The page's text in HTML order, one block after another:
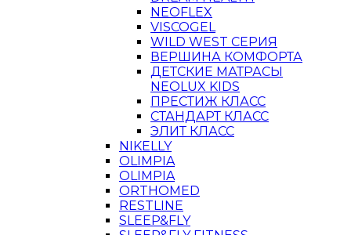
NEOFLEX
VISCOGEL
WILD WEST СЕРИЯ
ВЕРШИНА КОМФОРТА
ДЕТСКИЕ МАТРАСЫ
NEOLUX KIDS
ПРЕСТИЖ КЛАСС
СТАНДАРТ КЛАСС
ЭЛИТ КЛАСС
NIKELLY
OLIMPIA
OLIMPIA
ORTHOMED
RESTLINE
SLEEP&FLY